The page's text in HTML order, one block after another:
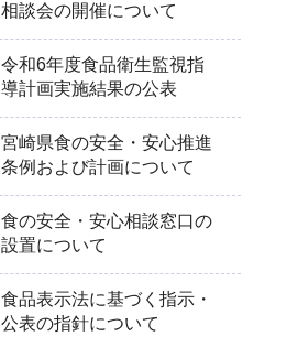
相談会の開催について
令和6年度食品衛生監視指
導計画実施結果の公表
宮崎県食の安全・安心推進
条例および計画について
食の安全・安心相談窓口の
設置について
食品表示法に基づく指示・
公表の指針について